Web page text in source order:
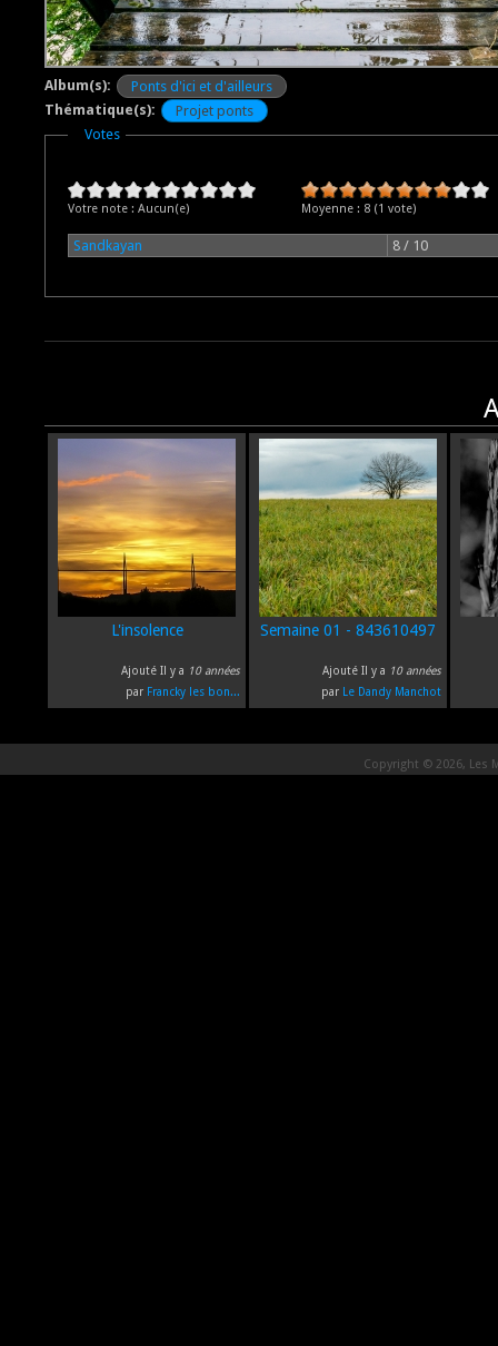
Album(s):
Ponts d'ici et d'ailleurs
Thématique(s):
Projet ponts
Masquer
Votes
Votre note : Aucun(e) Moyenne : 8 (1 vote)
Sandkayan 8 / 10
L'insolence
Ajouté Il y a 10 années
par Francky les bon...
Semaine 01 - 843610497
Ajouté Il y a 10 années
par Le Dandy Manchot
Copyright © 2026, Les